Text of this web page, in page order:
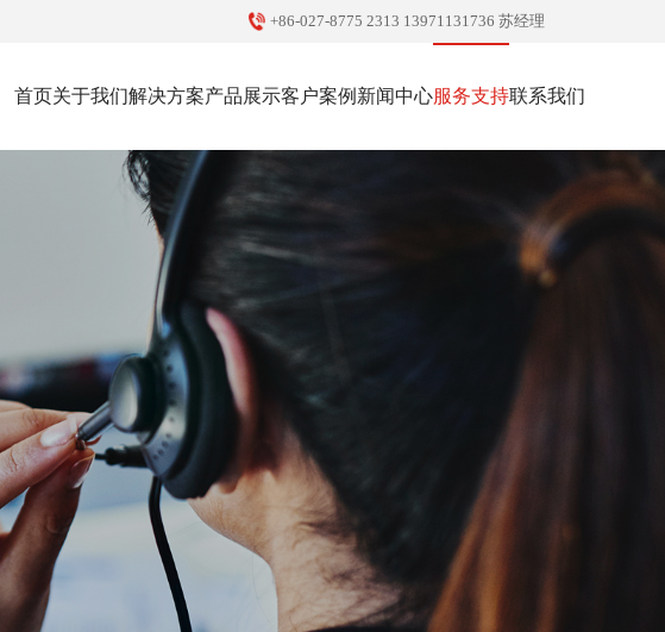
+86-027-8775 2313 13971131736 苏经理
首页关于我们
公司简介
解决方案
智慧安防
弱电智能化
科技防疫
产品展示
智慧安防
弱电智能化
客户案例
教育行业
企业单位
新闻中心服务支持联系我们
人才招聘